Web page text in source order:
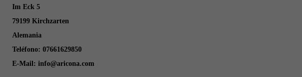
Im Eck 5
79199 Kirchzarten
Alemania
Teléfono: 07661629850
E-Mail: info@aricona.com